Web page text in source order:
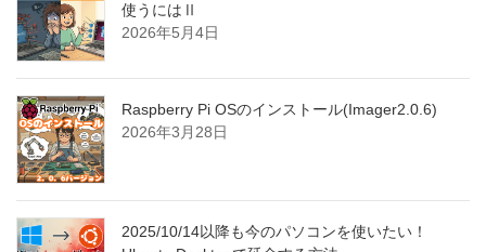
使うにはⅡ
2026年5月4日
Raspberry Pi OSのインストール(Imager2.0.6)
2026年3月28日
2025/10/14以降も今のパソコンを使いたい！